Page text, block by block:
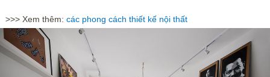
>>> Xem thêm: các phong cách thiết kế nội thất